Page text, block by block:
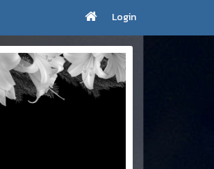
Login